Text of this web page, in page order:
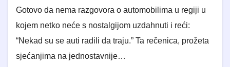
Gotovo da nema razgovora o automobilima u regiji u
kojem netko neće s nostalgijom uzdahnuti i reći:
“Nekad su se auti radili da traju.” Ta rečenica, prožeta
sjećanjima na jednostavnije…